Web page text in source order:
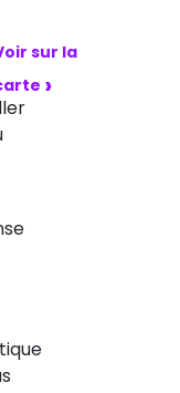
sur la
›